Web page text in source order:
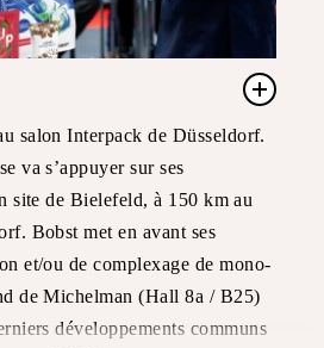
salon Interpack de Düsseldorf.
va s’appuyer sur ses
site de Bielefeld, à 150 km au
Bobst met en avant ses
et/ou de complexage de mono-
de Michelman (Hall 8a / B25)
développements communs